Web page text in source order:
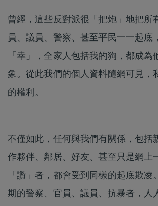
曾經，這些反對派很「把炮」地把所
員、議員、警察、甚至平民一一起底
「幸」，全家人包括我的狗，都成為
象。從此我們的個人資料隨網可見，
的權利。
不僅如此，任何與我們有關係，包括
作夥伴、鄰居、好友、甚至只是網上
「讚」者，都會受到同樣的起底欺凌
期的警察、官員、議員、抗暴者，人